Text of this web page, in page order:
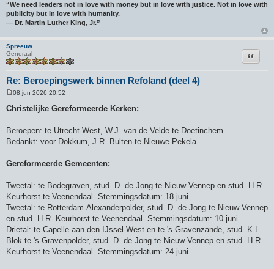
“We need leaders not in love with money but in love with justice. Not in love with
publicity but in love with humanity.
― Dr. Martin Luther King, Jr.”
Spreeuw
Generaal
Re: Beroepingswerk binnen Refoland (deel 4)
Citeer
e
r
h
t
08 jun 2026 20:52
Christelijke Gereformeerde Kerken:
Beroepen: te Utrecht-West, W.J. van de Velde te Doetinchem.
Bedankt: voor Dokkum, J.R. Bulten te Nieuwe Pekela.
Gereformeerde Gemeenten:
Tweetal: te Bodegraven, stud. D. de Jong te Nieuw-Vennep en stud. H.R.
Keurhorst te Veenendaal. Stemmingsdatum: 18 juni.
Tweetal: te Rotterdam-Alexanderpolder, stud. D. de Jong te Nieuw-Vennep
en stud. H.R. Keurhorst te Veenendaal. Stemmingsdatum: 10 juni.
Drietal: te Capelle aan den IJssel-West en te 's-Gravenzande, stud. K.L.
Blok te 's-Gravenpolder, stud. D. de Jong te Nieuw-Vennep en stud. H.R.
Keurhorst te Veenendaal. Stemmingsdatum: 24 juni.